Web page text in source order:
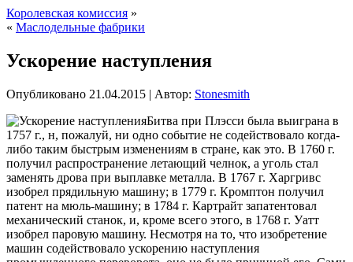
Королевская комиссия »
« Маслодельные фабрики
Ускорение наступления
Опубликовано 21.04.2015 | Автор: Stonesmith
Битва при Плэсси была выиграна в
1757 г., н, пожалуй, ни одно событие не содействовало когда-
либо таким быстрым изменениям в стране, как это. В 1760 г.
получил распространение летающий челнок, а уголь стал
заменять дрова при выплавке металла. В 1767 г. Харгривс
изобрел прядильную машину; в 1779 г. Кромптон получил
патент на мюль-машину; в 1784 г. Картрайт запатентовал
механический станок, и, кроме всего этого, в 1768 г. Уатт
изобрел паровую машину. Несмотря на то, что изобретение
машин содействовало ускорению наступления